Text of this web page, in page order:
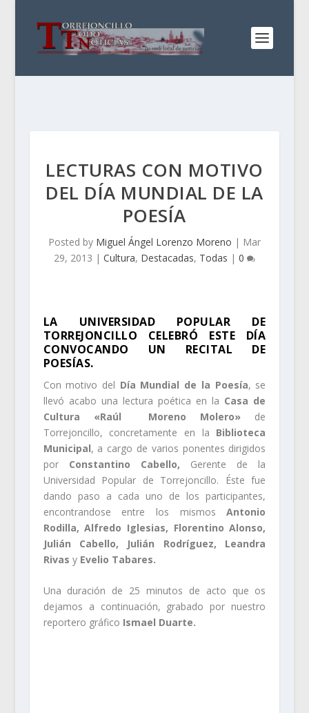
LECTURAS CON MOTIVO
DEL DÍA MUNDIAL DE LA
POESÍA
Posted by Miguel Ángel Lorenzo Moreno | Mar
29, 2013 | Cultura, Destacadas, Todas | 0
LA UNIVERSIDAD POPULAR DE
TORREJONCILLO CELEBRÓ ESTE DÍA
CONVOCANDO UN RECITAL DE
POESÍAS.
Con motivo del Día Mundial de la Poesía, se
llevó acabo una lectura poética en la Casa de
Cultura «Raúl Moreno Molero» de
Torrejoncillo, concretamente en la Biblioteca
Municipal, a cargo de varios ponentes dirigidos
porConstantino Cabello, Gerente de la
Universidad Popular de Torrejoncillo. Éste fue
dando paso a cada uno de los participantes,
encontrandose entre los mismosAntonio
Rodilla, Alfredo Iglesias, Florentino Alonso,
Julián Cabello, Julián Rodríguez, Leandra
Rivas yEvelio Tabares.
Una duración de 25 minutos de acto que os
dejamos a continuación, grabado por nuestro
reportero gráfico Ismael Duarte.